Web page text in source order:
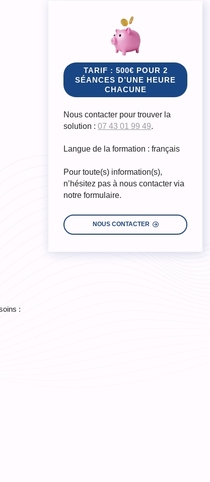
:
TARIF : 500€ POUR 2
SÉANCES D’UNE HEURE
CHACUNE
Nous contacter pour trouver la
solution : 07 43 01 99 49.
Langue de la formation : français
Pour toute(s) information(s),
n’hésitez pas à nous contacter via
notre formulaire.
NOUS CONTACTER